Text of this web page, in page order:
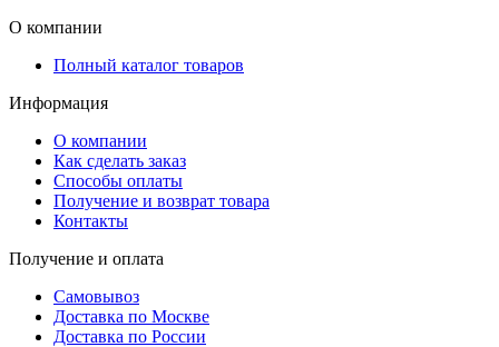
О компании
Полный каталог товаров
Информация
О компании
Как сделать заказ
Способы оплаты
Получение и возврат товара
Контакты
Получение и оплата
Самовывоз
Доставка по Москве
Доставка по России